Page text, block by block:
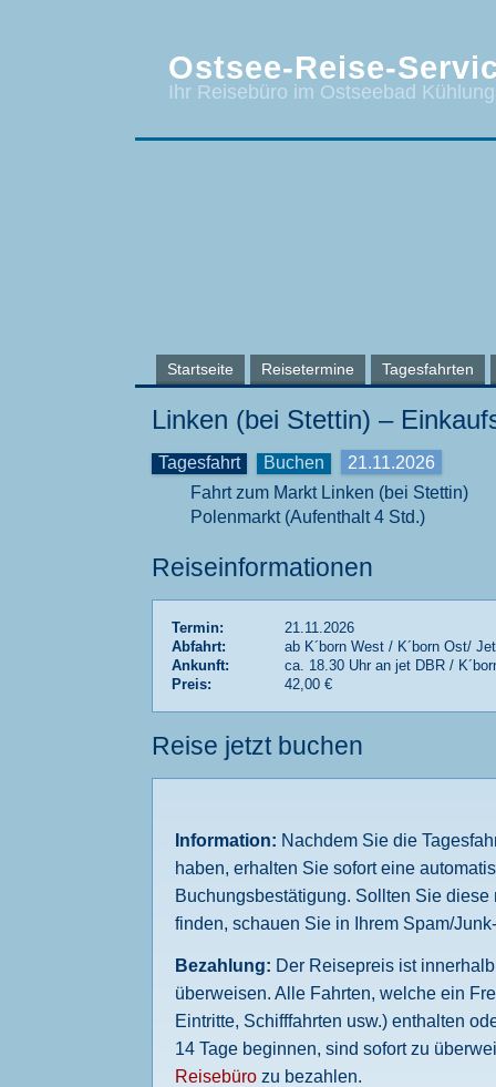
Ostsee-Reise-
Ihr Reisebüro im Ostseebad
Startseite Reisetermine Tagesfahrten
Linken (bei Stettin) –
Tagesfahrt Buchen
21.11.2026
Fahrt zum Markt Linken (bei Stettin)
Polenmarkt (Aufenthalt 4 Std.)
Reiseinformationen
Termin:
21.11.2026
Abfahrt:
ab K´born West / K´born Ost/
Ankunft:
ca. 18.30 Uhr an jet DBR /
Preis:
42,00 €
Reise jetzt buchen
Information: Nachdem Sie die
haben, erhalten Sie sofort eine
Buchungsbestätigung. Sollten Sie
finden, schauen Sie in Ihrem Spam/
Bezahlung: Der Reisepreis ist
überweisen. Alle Fahrten, welche ein
Eintritte, Schifffahrten usw.) enthalten
14 Tage beginnen, sind sofort zu
Reisebüro zu bezahlen.